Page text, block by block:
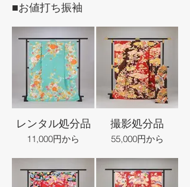
■お値打ち振袖
レンタル処分品
11,000円から
撮影処分品
55,000円から